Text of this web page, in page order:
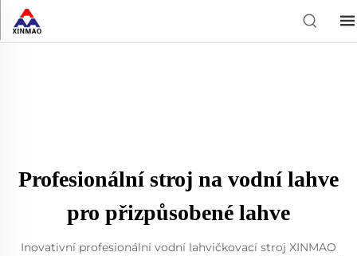
Profesionální stroj na vodní lahve
pro přizpůsobené lahve
Inovativní profesionální vodní lahvičkovací stroj XINMAO